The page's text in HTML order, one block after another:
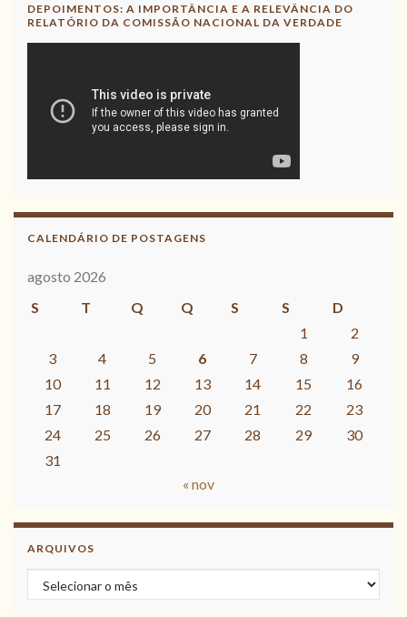
DEPOIMENTOS: A IMPORTÂNCIA E A RELEVÂNCIA DO
RELATÓRIO DA COMISSÃO NACIONAL DA VERDADE
CALENDÁRIO DE POSTAGENS
agosto 2026
S
T Q Q S S
D
1
2
3
4 5 6 7 8
9
10
11 12 13 14 15
16
17
18 19 20 21 22
23
24
25 26 27 28 29
30
31
« nov
ARQUIVOS
Arquivos